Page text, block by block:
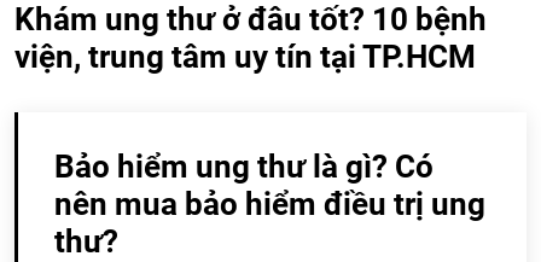
Khám ung thư ở đâu tốt? 10 bệnh
viện, trung tâm uy tín tại TP.HCM
Bảo hiểm ung thư là gì? Có
nên mua bảo hiểm điều trị ung
thư?